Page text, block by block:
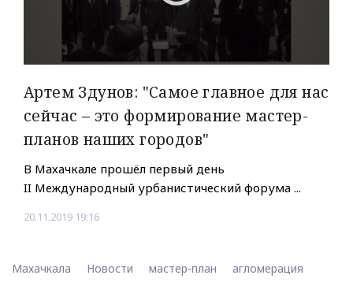
Артем Здунов: "Самое главное для нас
сейчас – это формирование мастер-
планов наших городов"
В Махачкале прошёл первый день
II Международный урбанистический форума ...
20.11.2019 19:16
Махачкала Новости мастер-план агломерация